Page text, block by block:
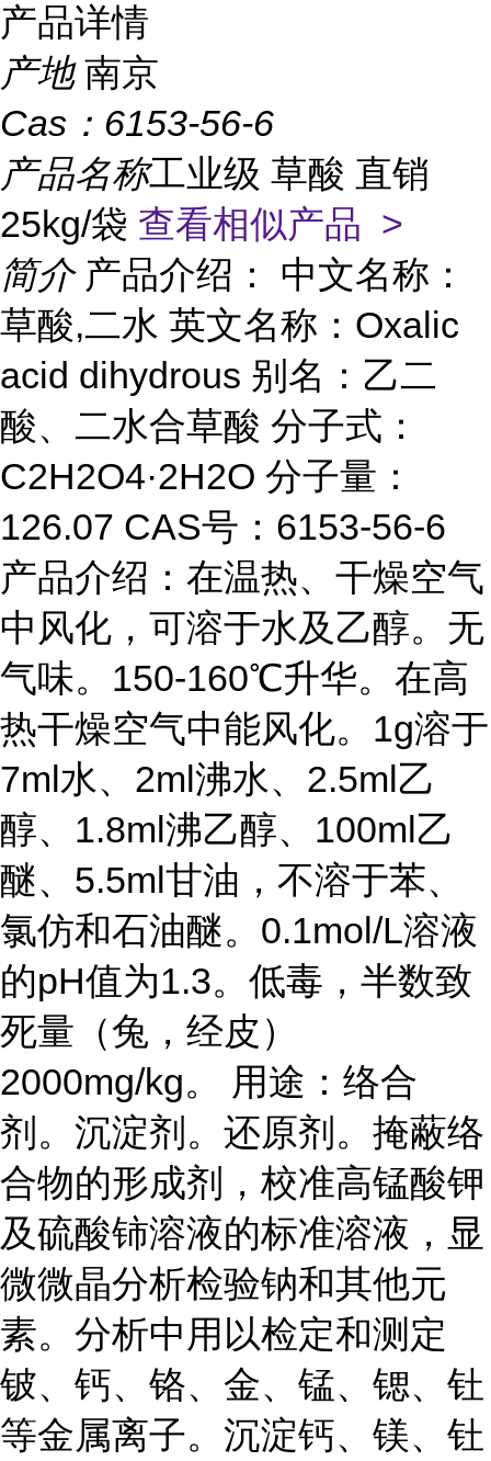
产品详情
产地 南京
Cas： 6153-56-6
产品名称工业级 草酸 直销
25kg/袋 查看相似产品 >
简介 产品介绍： 中文名称：
草酸,二水 英文名称：Oxalic
acid dihydrous 别名：乙二
酸、二水合草酸 分子式：
C2H2O4·2H2O 分子量：
126.07 CAS号：6153-56-6
产品介绍：在温热、干燥空气
中风化，可溶于水及乙醇。无
气味。150-160℃升华。在高
热干燥空气中能风化。1g溶于
7ml水、2ml沸水、2.5ml乙
醇、1.8ml沸乙醇、100ml乙
醚、5.5ml甘油，不溶于苯、
氯仿和石油醚。0.1mol/L溶液
的pH值为1.3。低毒，半数致
死量（兔，经皮）
2000mg/kg。 用途：络合
剂。沉淀剂。还原剂。掩蔽络
合物的形成剂，校准高锰酸钾
及硫酸铈溶液的标准溶液，显
微微晶分析检验钠和其他元
素。分析中用以检定和测定
铍、钙、铬、金、锰、锶、钍
等金属离子。沉淀钙、镁、钍